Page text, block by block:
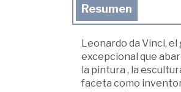
Resumen
Leonardo da Vinci,
excepcional que
la pintura , la
faceta como